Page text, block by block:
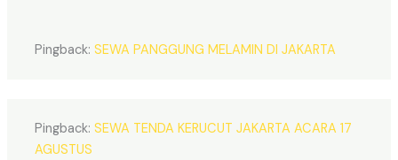
Pingback:SEWA PANGGUNG MELAMIN DI JAKARTA
Pingback:SEWA TENDA KERUCUT JAKARTA ACARA 17
AGUSTUS